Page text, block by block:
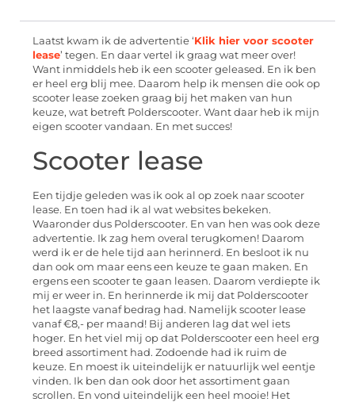
Laatst kwam ik de advertentie ‘Klik hier voor scooter
lease’ tegen. En daar vertel ik graag wat meer over!
Want inmiddels heb ik een scooter geleased. En ik ben
er heel erg blij mee. Daarom help ik mensen die ook op
scooter lease zoeken graag bij het maken van hun
keuze, wat betreft Polderscooter. Want daar heb ik mijn
eigen scooter vandaan. En met succes!
Scooter lease
Een tijdje geleden was ik ook al op zoek naar scooter
lease. En toen had ik al wat websites bekeken.
Waaronder dus Polderscooter. En van hen was ook deze
advertentie. Ik zag hem overal terugkomen! Daarom
werd ik er de hele tijd aan herinnerd. En besloot ik nu
dan ook om maar eens een keuze te gaan maken. En
ergens een scooter te gaan leasen. Daarom verdiepte ik
mij er weer in. En herinnerde ik mij dat Polderscooter
het laagste vanaf bedrag had. Namelijk scooter lease
vanaf €8,- per maand! Bij anderen lag dat wel iets
hoger. En het viel mij op dat Polderscooter een heel erg
breed assortiment had. Zodoende had ik ruim de
keuze. En moest ik uiteindelijk er natuurlijk wel eentje
vinden. Ik ben dan ook door het assortiment gaan
scrollen. En vond uiteindelijk een heel mooie! Het